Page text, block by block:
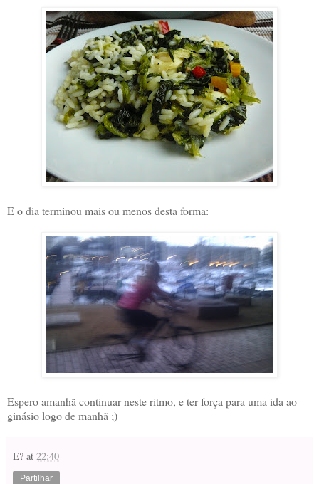
E o dia terminou mais ou menos desta forma:
Espero amanhã continuar neste ritmo, e ter força para uma ida ao
ginásio logo de manhã ;)
E? at 22:40
Partilhar